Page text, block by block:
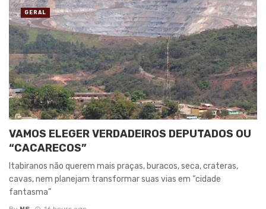
VAMOS ELEGER VERDADEIROS DEPUTADOS OU
“CACARECOS”
Itabiranos não querem mais praças, buracos, seca, crateras,
cavas, nem planejam transformar suas vias em “cidade
fantasma”
GERAL